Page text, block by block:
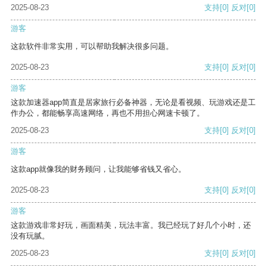
2025-08-23 支持[0] 反对[0]
游客
这款软件非常实用，可以帮助我解决很多问题。
2025-08-23 支持[0] 反对[0]
游客
这款加速器app简直是居家旅行必备神器，无论是看视频、玩游戏还是工
作办公，都能畅享高速网络，再也不用担心网速卡顿了。
2025-08-23
支持[0] 反对[0]
游客
这款app就像我的财务顾问，让我能够省钱又省心。
2025-08-23 支持[0] 反对[0]
游客
这款游戏非常好玩，画面精美，玩法丰富。我已经玩了好几个小时，还
没有玩腻。
2025-08-23
支持[0] 反对[0]